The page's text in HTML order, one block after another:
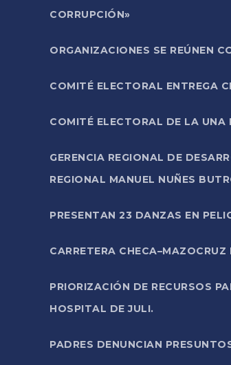
CORRUPCIÓN»
ORGANIZACIONES SE REÚNEN
COMITÉ ELECTORAL ENTREGA
COMITÉ ELECTORAL DE LA UNA
GERENCIA REGIONAL DE
REGIONAL MANUEL NUÑES
PRESENTAN 23 DANZAS EN
CARRETERA
PRIORIZACIÓN DE RECURSOS
HOSPITAL DE JULI.
PADRES DENUNCIAN